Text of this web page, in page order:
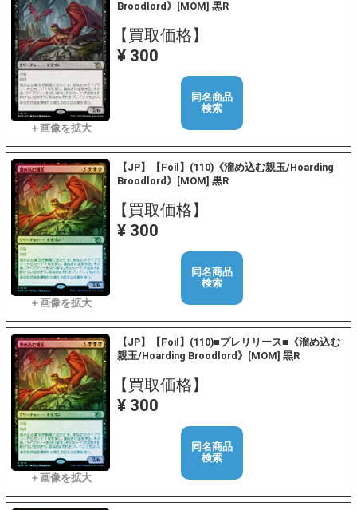
Broodlord》[MOM] 黒R
【買取価格】
¥ 300
同名商品
検索
【JP】【Foil】(110)《溜め込む親玉/Hoarding
Broodlord》[MOM] 黒R
【買取価格】
¥ 300
同名商品
検索
【JP】【Foil】(110)■プレリリース■《溜め込む
親玉/Hoarding Broodlord》[MOM] 黒R
【買取価格】
¥ 300
同名商品
検索